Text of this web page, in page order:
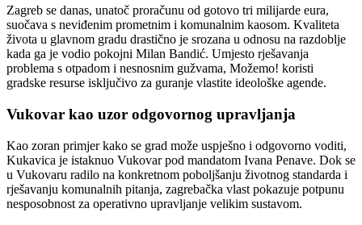
Zagreb se danas, unatoč proračunu od gotovo tri milijarde eura,
suočava s neviđenim prometnim i komunalnim kaosom. Kvaliteta
života u glavnom gradu drastično je srozana u odnosu na razdoblje
kada ga je vodio pokojni Milan Bandić. Umjesto rješavanja
problema s otpadom i nesnosnim gužvama, Možemo! koristi
gradske resurse isključivo za guranje vlastite ideološke agende.
Vukovar kao uzor odgovornog upravljanja
Kao zoran primjer kako se grad može uspješno i odgovorno voditi,
Kukavica je istaknuo Vukovar pod mandatom Ivana Penave. Dok se
u Vukovaru radilo na konkretnom poboljšanju životnog standarda i
rješavanju komunalnih pitanja, zagrebačka vlast pokazuje potpunu
nesposobnost za operativno upravljanje velikim sustavom.